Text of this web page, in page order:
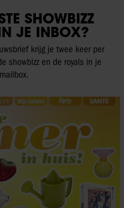
SHOWBIZZ
JE INBOX?
krijg je twee keer per
showbizz en de royals in je
mailbox.